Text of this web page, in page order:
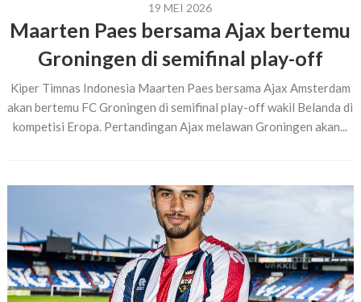
19 MEI 2026
Maarten Paes bersama Ajax bertemu
Groningen di semifinal play-off
Kiper Timnas Indonesia Maarten Paes bersama Ajax Amsterdam
akan bertemu FC Groningen di semifinal play-off wakil Belanda di
kompetisi Eropa. Pertandingan Ajax melawan Groningen akan...